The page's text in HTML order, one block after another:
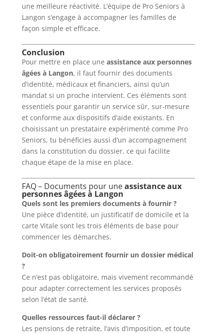
une meilleure réactivité. L’équipe de Pro Seniors à
Langon s’engage à accompagner les familles de
façon simple et efficace.
Conclusion
Pour mettre en place une assistance aux personnes
âgées à Langon, il faut fournir des documents
d’identité, médicaux et financiers, ainsi qu’un
mandat si un proche intervient. Ces éléments sont
essentiels pour garantir un service sûr, sur-mesure
et conforme aux dispositifs d’aide existants. En
choisissant un prestataire expérimenté comme Pro
Seniors, tu bénéficies aussi d’un accompagnement
dans la constitution du dossier, ce qui facilite
chaque étape de la mise en place.
FAQ – Documents pour uneassistance aux
personnes âgées à Langon
Quels sont les premiers documents à fournir ?
Une pièce d’identité, un justificatif de domicile et la
carte Vitale sont les trois éléments de base pour
commencer les démarches.
Doit-on obligatoirement fournir un dossier médical
?
Ce n’est pas obligatoire, mais vivement recommandé
pour adapter correctement les services proposés
selon l’état de santé.
Quelles ressources faut-il déclarer ?
Les pensions de retraite, l’avis d’imposition, et toute